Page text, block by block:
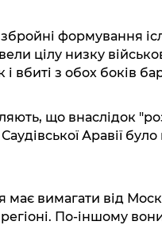
збройні формування
цілу низку
і вбиті з обох боків
що внаслідок
Аравії
має вимагати від
регіоні. По-іншому